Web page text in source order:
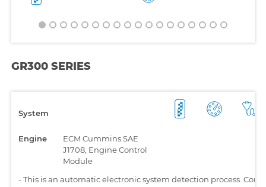
GR300 SERIES
System
Engine
ECM Cummins SAE
J1708, Engine Control
Module
-This is an automatic electronic system detection process.